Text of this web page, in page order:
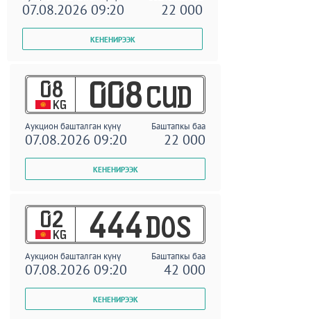
07.08.2026 09:20 22 000
08
KG 008 CUD
Аукцион башталган күнү Баштапкы баа
07.08.2026 09:20 22 000
02
KG 444 DOS
Аукцион башталган күнү Баштапкы баа
07.08.2026 09:20 42 000